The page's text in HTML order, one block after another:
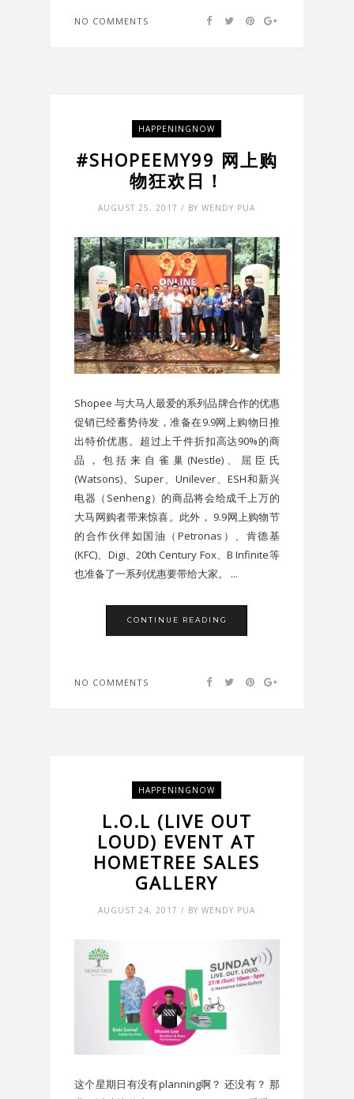
NO COMMENTS
HAPPENINGNOW
#SHOPEEMY99 网上购
物狂欢日！
AUGUST 25, 2017 / BY WENDY PUA
Shopee 与大马人最爱的系列品牌合作的优惠
促销已经蓄势待发，准备在9.9网上购物日推
出特价优惠。超过上千件折扣高达90%的商
品，包括来自雀巢(Nestle)、屈臣氏
(Watsons)、Super、Unilever、ESH和新兴
电器（Senheng）的商品将会给成千上万的
大马网购者带来惊喜。此外， 9.9网上购物节
的合作伙伴如国油（Petronas）、肯德基
(KFC)、Digi、20th Century Fox、B Infinite等
也准备了一系列优惠要带给大家。 ...
CONTINUE READING
NO COMMENTS
HAPPENINGNOW
L.O.L (LIVE OUT
LOUD) EVENT AT
HOMETREE SALES
GALLERY
AUGUST 24, 2017 / BY WENDY PUA
这个星期日有没有planning啊？ 还没有？ 那